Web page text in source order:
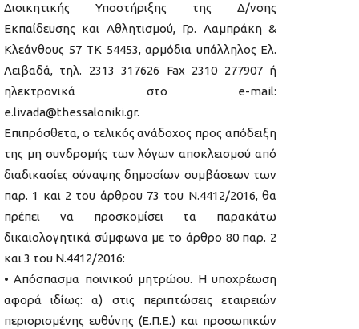
Διοικητικής Υποστήριξης της Δ/νσης
Εκπαίδευσης και Αθλητισμού, Γρ. Λαμπράκη &
Κλεάνθους 57 ΤΚ 54453, αρμόδια υπάλληλος Ελ.
Λειβαδά, τηλ. 2313 317626 Fax 2310 277907 ή
ηλεκτρονικά στο e-mail:
e.livada@thessaloniki.gr.
Επιπρόσθετα, ο τελικός ανάδοχος προς απόδειξη
της μη συνδρομής των λόγων αποκλεισμού από
διαδικασίες σύναψης δημοσίων συμβάσεων των
παρ. 1 και 2 του άρθρου 73 του Ν.4412/2016, θα
πρέπει να προσκομίσει τα παρακάτω
δικαιολογητικά σύμφωνα με το άρθρο 80 παρ. 2
και 3 του Ν.4412/2016:
• Απόσπασμα ποινικού μητρώου. Η υποχρέωση
αφορά ιδίως: α) στις περιπτώσεις εταιρειών
περιορισμένης ευθύνης (Ε.Π.Ε.) και προσωπικών